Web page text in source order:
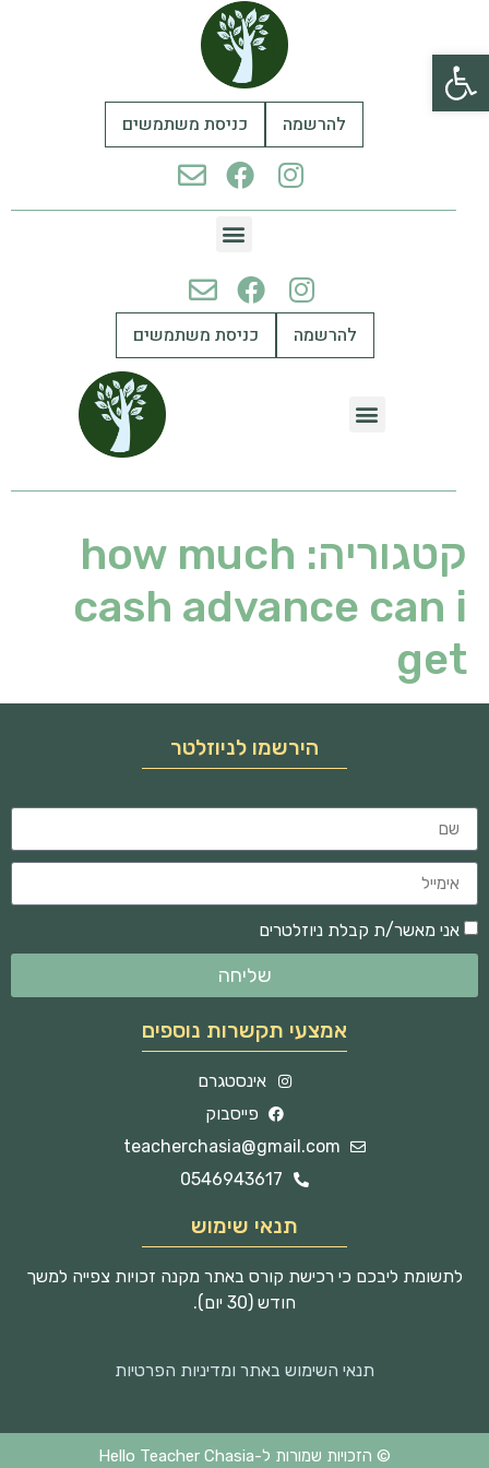
פתח סרגל נגישות
להרשמה כניסת משתמשים
להרשמה כניסת משתמשים
קטגוריה: how much
cash advance can i
get
הירשמו לניוזלטר
אני מאשר/ת קבלת ניוזלטרים
שליחה
אמצעי תקשרות נוספים
אינסטגרם
פייסבוק
teacherchasia@gmail.com
0546943617
תנאי שימוש
לתשומת ליבכם כי רכישת קורס באתר מקנה זכויות צפייה למשך
חודש (30 יום).
תנאי השימוש באתר ומדיניות הפרטיות
© הזכויות שמורות ל-Hello Teacher Chasia